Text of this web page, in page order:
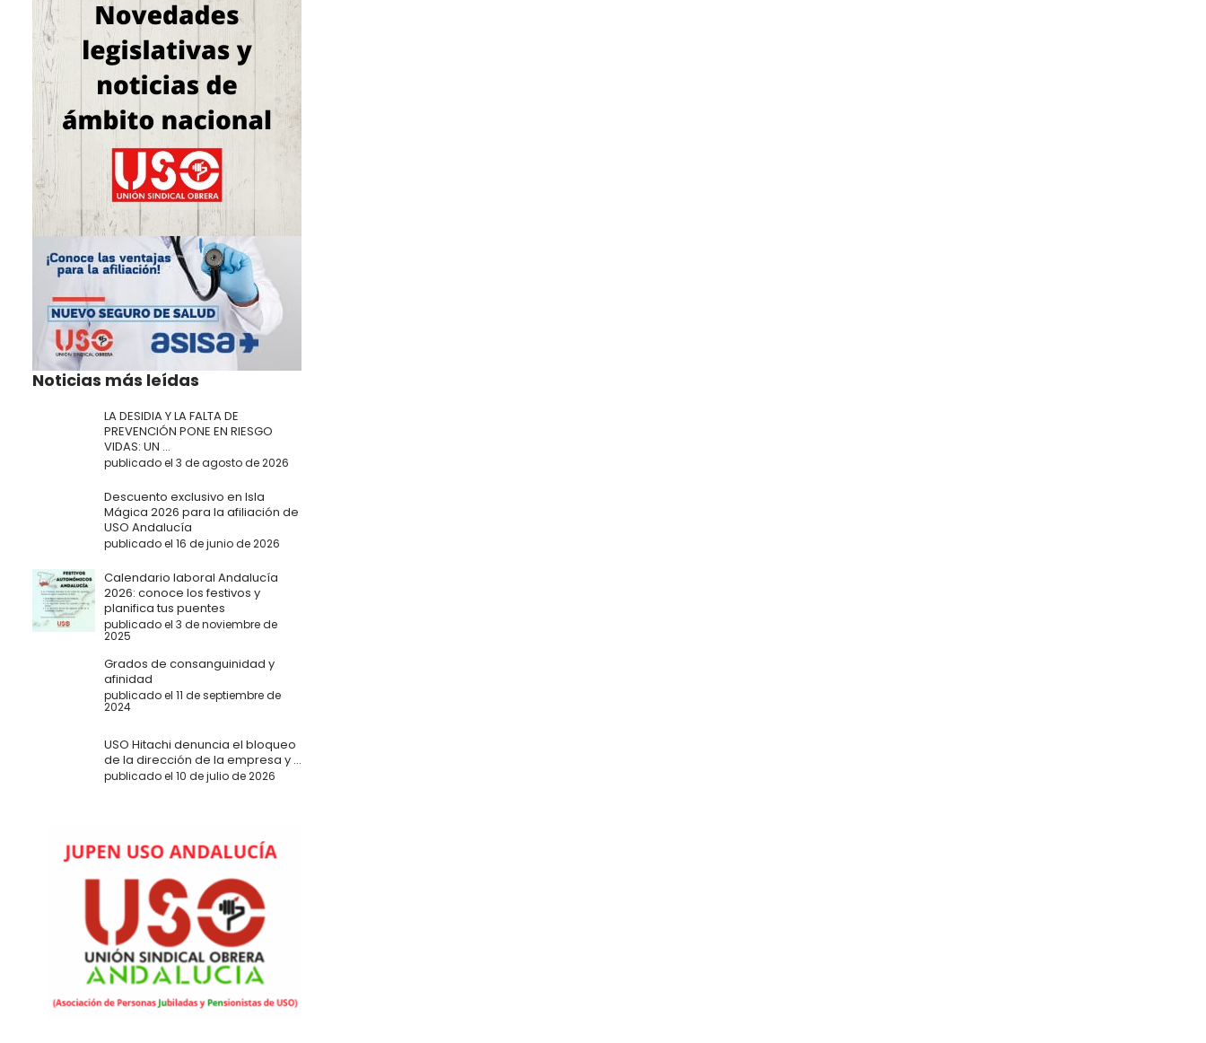
Noticias más leídas
LA DESIDIA Y LA FALTA DE
PREVENCIÓN PONE EN RIESGO
VIDAS: UN ...
publicado el 3 de agosto de 2026
Descuento exclusivo en Isla
Mágica 2026 para la afiliación de
USO Andalucía
publicado el 16 de junio de 2026
Calendario laboral Andalucía
2026: conoce los festivos y
planifica tus puentes
publicado el 3 de noviembre de
2025
Grados de consanguinidad y
afinidad
publicado el 11 de septiembre de
2024
USO Hitachi denuncia el bloqueo
de la dirección de la empresa y ...
publicado el 10 de julio de 2026